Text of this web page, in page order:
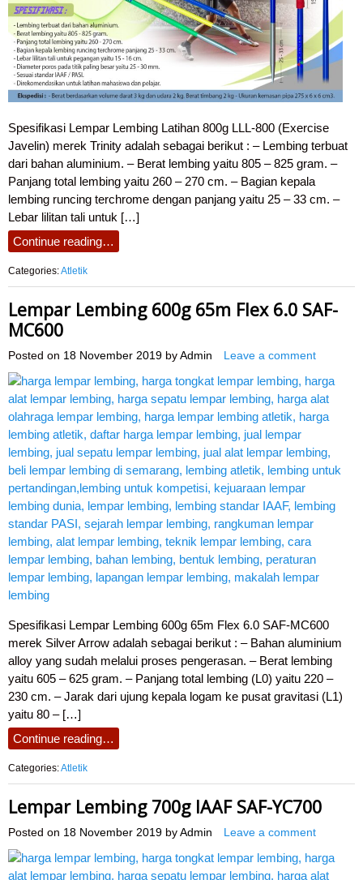
Spesifikasi Lempar Lembing Latihan 800g LLL-800 (Exercise
Javelin) merek Trinity adalah sebagai berikut : – Lembing terbuat
dari bahan aluminium. – Berat lembing yaitu 805 – 825 gram. –
Panjang total lembing yaitu 260 – 270 cm. – Bagian kepala
lembing runcing terchrome dengan panjang yaitu 25 – 33 cm. –
Lebar lilitan tali untuk […]
Continue reading…
Categories:Atletik
Lempar Lembing 600g 65m Flex 6.0 SAF-
MC600
Posted on 18 November 2019 by Admin Leave a comment
Spesifikasi Lempar Lembing 600g 65m Flex 6.0 SAF-MC600
merek Silver Arrow adalah sebagai berikut : – Bahan aluminium
alloy yang sudah melalui proses pengerasan. – Berat lembing
yaitu 605 – 625 gram. – Panjang total lembing (L0) yaitu 220 –
230 cm. – Jarak dari ujung kepala logam ke pusat gravitasi (L1)
yaitu 80 – […]
Continue reading…
Categories:Atletik
Lempar Lembing 700g IAAF SAF-YC700
Posted on 18 November 2019 by Admin Leave a comment